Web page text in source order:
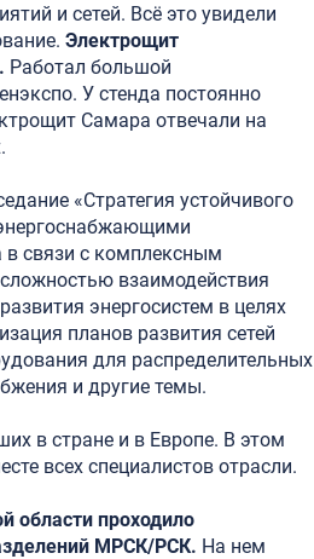
и сетей. Всё это увидели
Электрощит
Работал большой
У стенда постоянно
Самара отвечали на
«Стратегия устойчивого
в связи с комплексным
взаимодействия
энергосистем в целях
планов развития сетей
для распределительных
и другие темы.
в стране и в Европе. В этом
всех специалистов отрасли.
области проходило
МРСК/РСК. На нем